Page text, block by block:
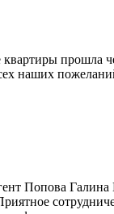
наших
Попова